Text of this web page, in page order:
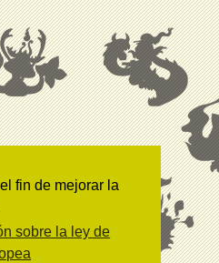
fin de mejorar la
sobre la ley de